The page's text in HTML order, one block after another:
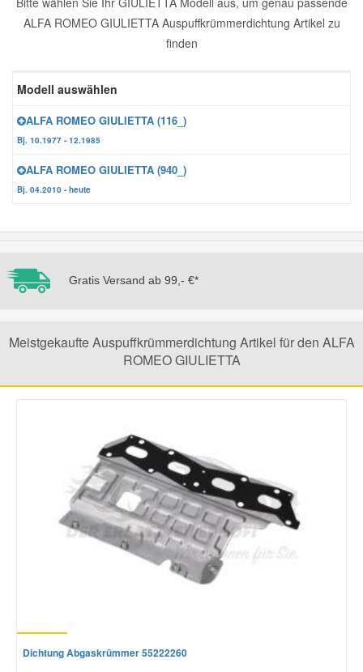
ALFA ROMEO GIULIETTA Auspuffkrümmerdichtung Artikel zu
finden
Modell auswählen
ALFA ROMEO GIULIETTA (116_)
Bj. 10.1977 - 12.1985
ALFA ROMEO GIULIETTA (940_)
Bj. 04.2010 - heute
Gratis Versand ab 99,- €*
Meistgekaufte Auspuffkrümmerdichtung Artikel für den ALFA
ROMEO GIULIETTA
Dichtung Abgaskrümmer 55222260
Reparatur-Zubehör
Schlüsselgehäuse
Winter-Autozubehör
Daewoo Ersatzteile
Dodge Ersatzteile
Honda Ersatzteile
Lancia Ersatzteile
Mercedes Ersatzteile
Mini Ersatzteile
Mitsubishi Ersatzteile
Porsche Ersatzteile